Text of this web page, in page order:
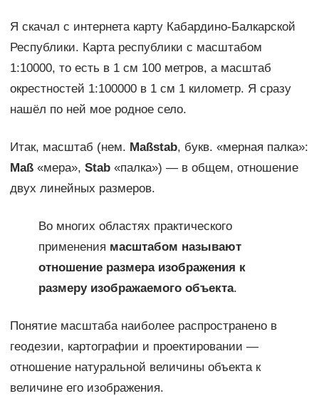
Я скачал с интернета карту Кабардино-Балкарской
Республики. Карта республики с масштабом
1:10000, то есть в 1 см 100 метров, а масштаб
окрестностей 1:100000 в 1 см 1 километр. Я сразу
нашёл по ней мое родное село.
Итак, масштаб (нем. Maßstab, букв. «мерная палка»:
Maß«мера», Stab«палка») — в общем, отношение
двух линейных размеров.
Во многих областях практического
применения масштабом называют
отношение размера изображения к
размеру изображаемого объекта.
Понятие масштаба наиболее распространено в
геодезии, картографии и проектировании —
отношение натуральной величины объекта к
величине его изображения.